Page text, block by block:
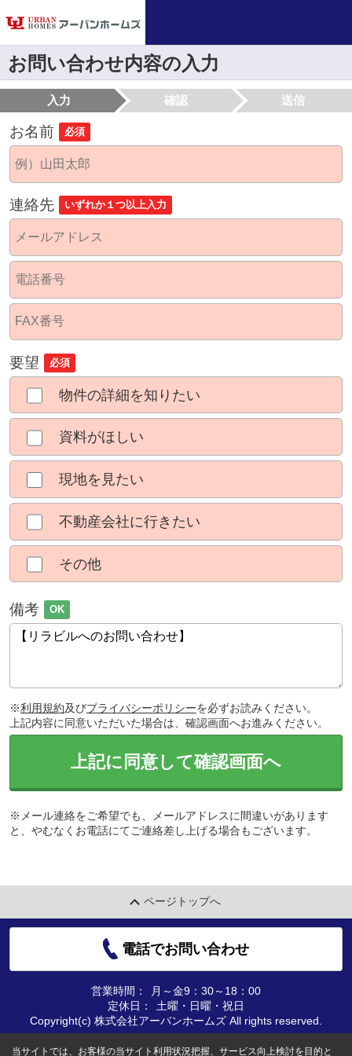
お問い合わせ内容の入力
入力 確認 送信
お名前 必須
連絡先 いずれか１つ以上入力
要望 必須
物件の詳細を知りたい
資料がほしい
現地を見たい
不動産会社に行きたい
その他
備考 OK
※利用規約及びプライバシーポリシーを必ずお読みください。
上記内容に同意いただいた場合は、確認画面へお進みください。
上記に同意して確認画面へ
※メール連絡をご希望でも、メールアドレスに間違いがあります
と、やむなくお電話にてご連絡差し上げる場合もございます。
ページトップへ
電話でお問い合わせ
営業時間：
月～金9：30～18：00
定休日：
土曜・日曜・祝日
Copyright(c) 株式会社アーバンホームズ All rights reserved.
当サイトでは、お客様の当サイト利用状況把握、サービス向上検討を目的と